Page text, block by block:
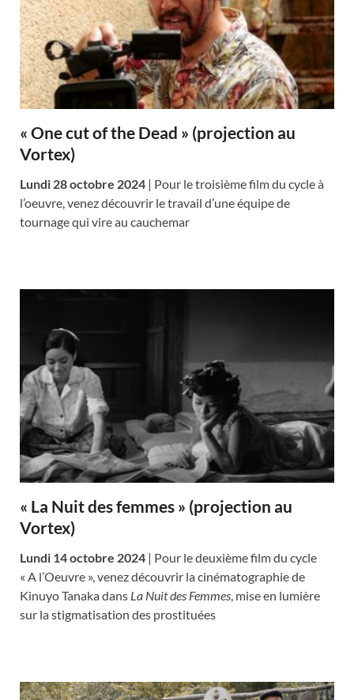
« One cut of the Dead » (projection au
Vortex)
Lundi 28 octobre 2024 | Pour le troisième film du cycle à
l’oeuvre, venez découvrir le travail d’une équipe de
tournage qui vire au cauchemar
« La Nuit des femmes » (projection au
Vortex)
Lundi 14 octobre 2024 | Pour le deuxième film du cycle
« A l’Oeuvre », venez découvrir la cinématographie de
Kinuyo Tanaka dans La Nuit des Femmes, mise en lumière
sur la stigmatisation des prostituées